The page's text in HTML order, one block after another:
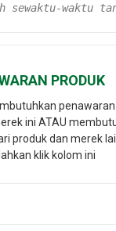
waktu
PRODUK
ini ATAU
produk dan merek
klik kolom ini